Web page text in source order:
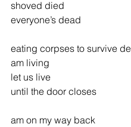
shoved died
everyone’s dead
eating corpses to survive
am living
let us live
until the door closes
am on my way back